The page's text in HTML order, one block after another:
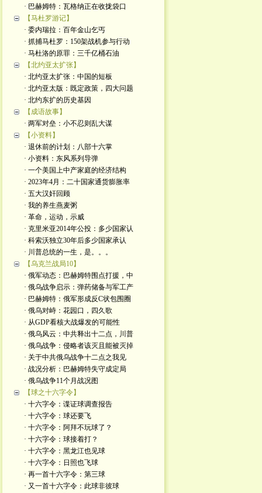
· 巴赫姆特：瓦格纳正在收拢袋口
【马杜罗游记】
· 委内瑞拉：百年金山乞丐
· 抓捕马杜罗：150架战机参与行动
· 马杜洛的原罪：三千亿桶石油
【北约亚太扩张】
· 北约亚太扩张：中国的短板
· 北约亚太版：既定政策，四大问题
· 北约东扩的历史基因
【成语故事】
· 两军对垒：小不忍则乱大谋
【小资料】
· 退休前的计划：八部十六掌
· 小资料：东风系列导弹
· 一个美国上中产家庭的经济结构
· 2023年4月：二十国家通货膨胀率
· 五大汉奸回顾
· 我的养生燕麦粥
· 革命，运动，示威
· 克里米亚2014年公投：多少国家认
· 科索沃独立30年后多少国家承认
· 川普总统的一生，是。。。
【乌克兰战局10】
· 俄军动态：巴赫姆特围点打援，中
· 俄乌战争启示：弹药储备与军工产
· 巴赫姆特：俄军形成反C状包围圈
· 俄乌对峙：花园口，四久歌
· 从GDP看核大战爆发的可能性
· 俄乌风云：中共释出十二点，川普
· 俄乌战争：侵略者该灭且能被灭掉
· 关于中共俄乌战争十二点之我见
· 战况分析：巴赫姆特失守成定局
· 俄乌战争11个月战况图
【球之十六字令】
· 十六字令：谍证球调查报告
· 十六字令：球还要飞
· 十六字令：阿拜不玩球了？
· 十六字令：球接着打？
· 十六字令：黑龙江也见球
· 十六字令：日照也飞球
· 再一首十六字令：第三球
· 又一首十六字令：此球非彼球